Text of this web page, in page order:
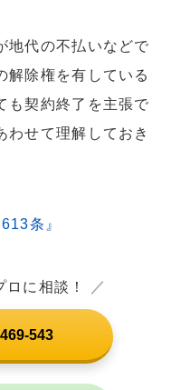
地代の不払いなどで
解除権を有している
も契約終了を主張で
わせて理解しておき
条』
に相談！ ／
543